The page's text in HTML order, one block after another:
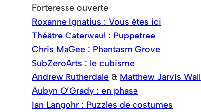
Forteresse ouverte
Roxanne Ignatius : Vous êtes ici
Théâtre Caterwaul : Puppetree
Chris MaGee : Phantasm Grove
SubZeroArts : le cubisme
Andrew Rutherdale & Matthew Jarvis
Aubyn O’Grady : en phase
Ian Langohr : Puzzles de costumes